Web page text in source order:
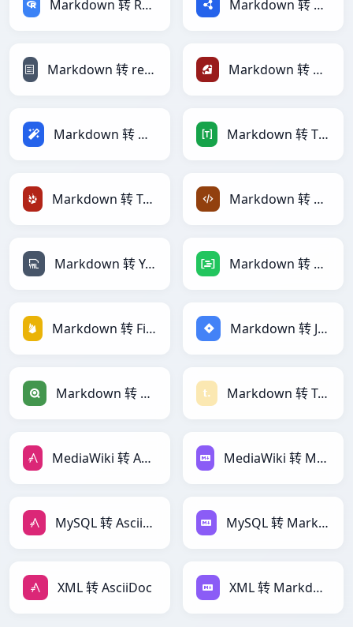
Markdown 转 RDataFrame Markdown 转 RDF
Markdown 转 reStructuredText Markdown 转 Ruby
Markdown 转 Magic Markdown 转 TOML
Markdown 转 TracWiki Markdown 转 XML
Markdown 转 YAML Markdown 转 DAX
Markdown 转 Firebase Markdown 转 Jira
Markdown 转 Qlik Markdown 转 Textile
MediaWiki 转 AsciiDoc MediaWiki 转 Markdown
MySQL 转 AsciiDoc MySQL 转 Markdown
XML 转 AsciiDoc XML 转 Markdown